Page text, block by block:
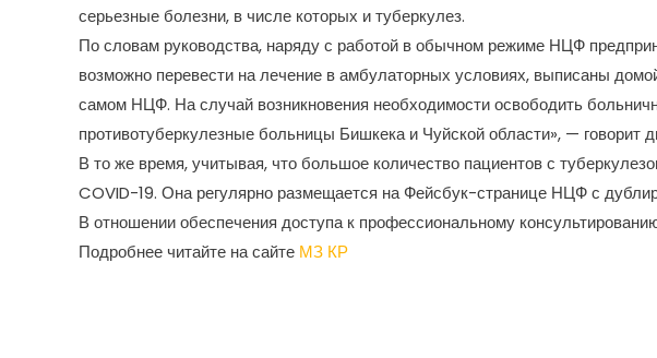
серьезные болезни, в числе которых и туберкулез.
По словам руководства, наряду с работой в обычном режиме НЦФ
возможно перевести на лечение в амбулаторных условиях, выписаны
самом НЦФ. На случай возникновения необходимости освободить
противотуберкулезные больницы Бишкека и Чуйской области», — говорит
В то же время, учитывая, что большое количество пациентов с
COVID-19. Она регулярно размещается на Фейсбук-странице НЦФ с
В отношении обеспечения доступа к профессиональному
Подробнее читайте на сайте МЗ КР